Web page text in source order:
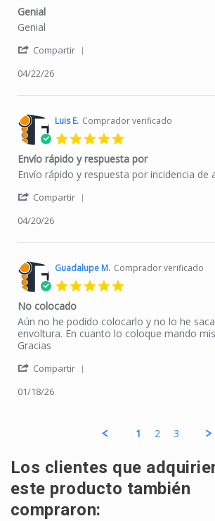
Genial
Review by FRANCISCO G. on 22 Apr 2026
review stating Genial
Genial
Compartir
04/22/26
Luis E. Comprador verificado
Envío rápido y respuesta por
Review by Luis E. on 20 Apr 2026
review stating Envío rápido y respuesta por
Envío rápido y respuesta por incidencia de
Compartir
04/20/26
Guadalupe M. Comprador verificado
No colocado
Review by Guadalupe M. on 18 Jan 2026
review stating No colocado
Aún no he podido colocarlo y no lo he
envoltura. En cuanto lo coloque mando
Gracias
Compartir
01/18/26
1 2 3
Los clientes que
este producto también
compraron: